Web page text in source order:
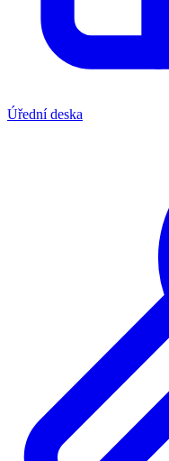
Úřední deska